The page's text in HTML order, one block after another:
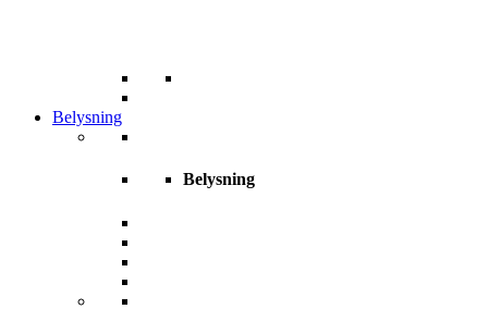
Belysning
Belysning